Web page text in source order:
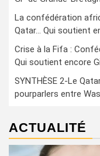
La confédération
Qatar… Qui soutient
Crise à la Fifa :
Qui soutient encore
SYNTHÈSE 2-Le
pourparlers entre
ACTUALITÉ